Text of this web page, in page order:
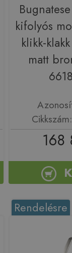
kifolyós
klikk-
matt
168
Rendelésre